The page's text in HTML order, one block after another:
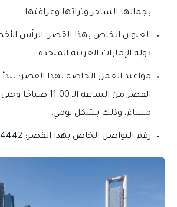
بجمالها الساحر وتراثها وعراقتها.
العنوان الخاص بهذا القصر: الرأس
دولة الإمارات العربية المتحدة.
مواعيد العمل الخاصة بهذا القصر:
مساءً، وذلك بشكل يومي.
رقم التواصل الخاص بهذا القصر: 544442 600.